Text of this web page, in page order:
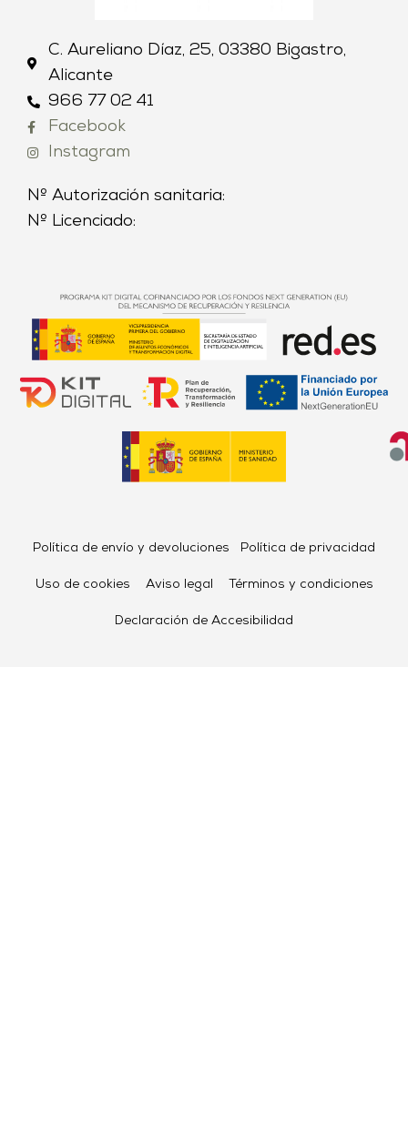
C. Aureliano Díaz, 25, 03380 Bigastro,
Alicante
966 77 02 41
Facebook
Instagram
Nº Autorización sanitaria:
Nº Licenciado:
Política de envío y devoluciones Política de privacidad
Uso de cookies Aviso legal Términos y condiciones
Declaración de Accesibilidad